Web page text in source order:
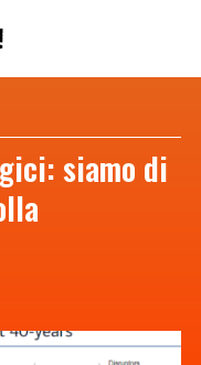
siamo di